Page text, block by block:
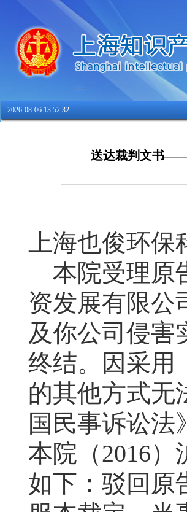
2026-08-06 13:52:32
送达裁判文书——
上海也俊环保
本院受理原
资发展有限公
及你公司侵害
终结。因采用
的其他方式无
国民事诉讼法
本院（2016）
如下：驳回原